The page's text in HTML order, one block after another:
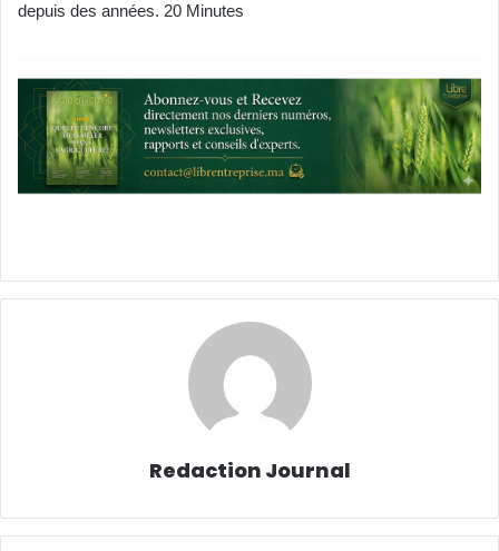
depuis des années. 20 Minutes
Redaction Journal